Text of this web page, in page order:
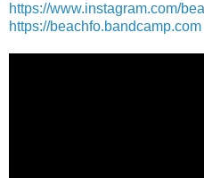
https://www.instagram.com/
https://beachfo.bandcamp.com